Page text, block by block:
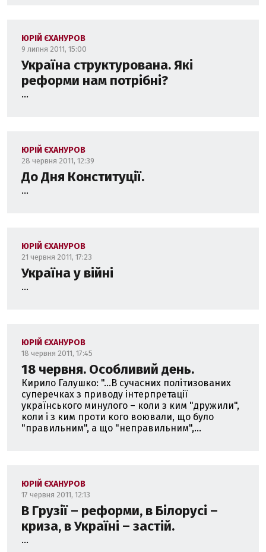
ЮРІЙ ЄХАНУРОВ
9 липня 2011, 15:00
Україна структурована. Які
реформи нам потрібні?
...
ЮРІЙ ЄХАНУРОВ
28 червня 2011, 12:39
До Дня Конституції.
...
ЮРІЙ ЄХАНУРОВ
21 червня 2011, 17:23
Україна у війні
...
ЮРІЙ ЄХАНУРОВ
18 червня 2011, 17:45
18 червня. Особливий день.
Кирило Галушко: "...В сучасних політизованих
суперечках з приводу інтерпретації
українського минулого – коли з ким "дружили",
коли і з ким проти кого воювали, що було
"правильним", а що "неправильним",...
ЮРІЙ ЄХАНУРОВ
17 червня 2011, 12:13
В Грузії – реформи, в Білорусі –
криза, в Україні – застій.
...